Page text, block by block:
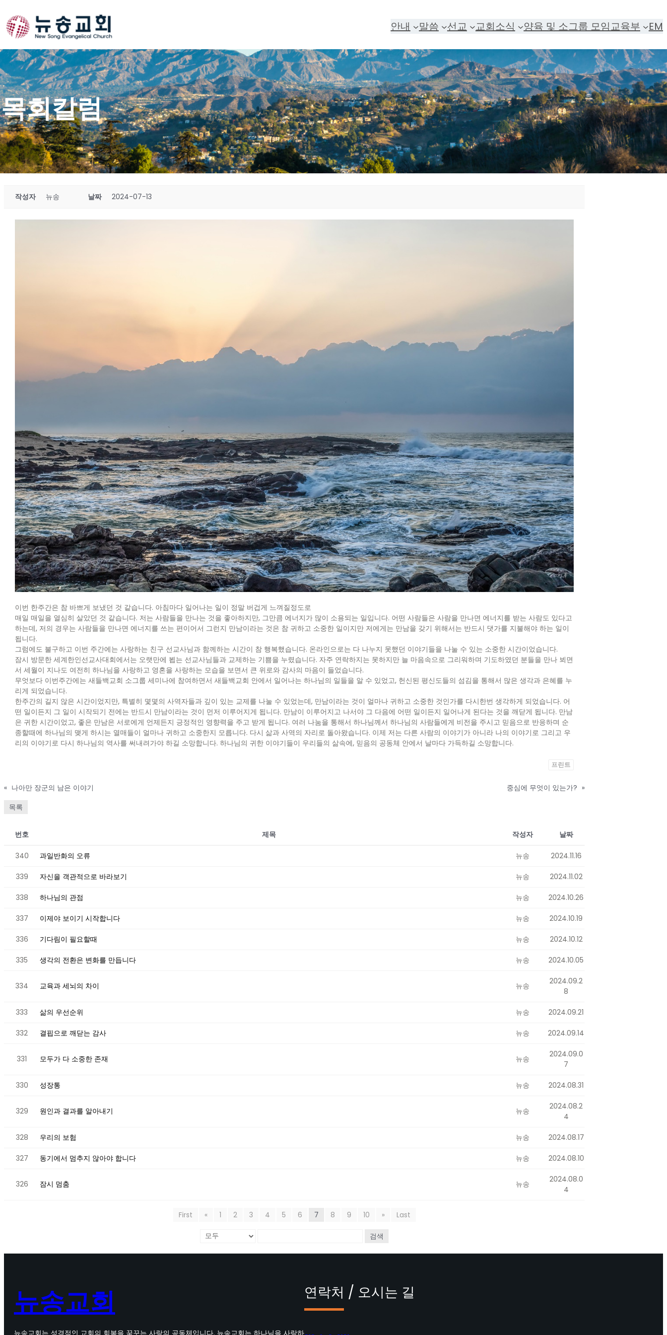
to
content
안내 말씀 선교 교회소식 양육 및 소그룹 모임교육부 EM
목회칼럼
작성자 뉴송 날짜 2024-07-13
이번 한주간은 참 바쁘게 보냈던 것 같습니다. 아침마다 일어나는 일이 정말 버겁게 느껴질정도로
매일 매일을 열심히 살았던 것 같습니다. 저는 사람들을 만나는 것을 좋아하지만, 그만큼 에너지가 많이 소용되는 일입니다. 어떤 사람들은 사람을 만나면 에너지를 받는 사람도 있다고
하는데, 저의 경우는 사람들을 만나면 에너지를 쓰는 편이어서 그런지 만남이라는 것은 참 귀하고 소중한 일이지만 저에게는 만남을 갖기 위해서는 반드시 댓가를 지불해야 하는 일이
됩니다.
그럼에도 불구하고 이번 주간에는 사랑하는 친구 선교사님과 함께하는 시간이 참 행복했습니다. 온라인으로는 다 나누지 못했던 이야기들을 나눌 수 있는 소중한 시간이었습니다.
잠시 방문한 세계한인선교사대회에서는 오랫만에 뵙는 선교사님들과 교제하는 기쁨을 누렸습니다. 자주 연락하지는 못하지만 늘 마음속으로 그리워하며 기도하였던 분들을 만나 뵈면
서 세월이 지나도 여전히 하나님을 사랑하고 영혼을 사랑하는 모습을 보면서 큰 위로와 감사의 마음이 들었습니다.
무엇보다 이번주간에는 새들백교회 소그룹 세미나에 참여하면서 새들백교회 안에서 일어나는 하나님의 일들을 알 수 있었고, 헌신된 평신도들의 섬김을 통해서 많은 생각과 은혜를 누
리게 되었습니다.
한주간의 길지 않은 시간이었지만, 특별히 몇몇의 사역자들과 깊이 있는 교제를 나눌 수 있었는데, 만남이라는 것이 얼마나 귀하고 소중한 것인가를 다시한번 생각하게 되었습니다. 어
떤 일이든지 그 일이 시작되기 전에는 반드시 만남이라는 것이 먼저 이루어지게 됩니다. 만남이 이루어지고 나서야 그 다음에 어떤 일이든지 일어나게 된다는 것을 깨닫게 됩니다. 만남
은 귀한 시간이었고, 좋은 만남은 서로에게 언제든지 긍정적인 영향력을 주고 받게 됩니다. 여러 나눔을 통해서 하나님께서 하나님의 사람들에게 비전을 주시고 믿음으로 반응하며 순
종할때에 하나님의 맺게 하시는 열매들이 얼마나 귀하고 소중한지 모릅니다. 다시 삶과 사역의 자리로 돌아왔습니다. 이제 저는 다른 사람의 이야기가 아니라 나의 이야기로 그리고 우
리의 이야기로 다시 하나님의 역사를 써내려가야 하길 소망합니다. 하나님의 귀한 이야기들이 우리들의 삶속에, 믿음의 공동체 안에서 날마다 가득하길 소망합니다.
프린트
« 나아만 장군의 남은 이야기 중심에 무엇이 있는가? »
목록
번호 제목 작성자 날짜
340 과일반화의 오류 뉴송 2024.11.16
339 자신을 객관적으로 바라보기 뉴송 2024.11.02
338 하나님의 관점 뉴송 2024.10.26
337 이제야 보이기 시작합니다 뉴송 2024.10.19
336 기다림이 필요할때 뉴송 2024.10.12
335 생각의 전환은 변화를 만듭니다 뉴송 2024.10.05
334 교육과 세뇌의 차이 뉴송
2024.09.2
8
333 삶의 우선순위 뉴송 2024.09.21
332 결핍으로 깨닫는 감사 뉴송 2024.09.14
331 모두가 다 소중한 존재 뉴송
2024.09.0
7
330 성장통 뉴송 2024.08.31
329 원인과 결과를 알아내기 뉴송
2024.08.2
4
328 우리의 보험 뉴송 2024.08.17
327 동기에서 멈추지 않아야 합니다 뉴송 2024.08.10
326 잠시 멈춤 뉴송
2024.08.0
4
First « 1 2 3 4 5 6 7 8 9 10 » Last
검색
뉴송교회
뉴송교회는 성경적인 교회의 회복을 꿈꾸는 사랑의 공동체입니다. 뉴송교회는 하나님을 사랑하
연락처 / 오시는 길